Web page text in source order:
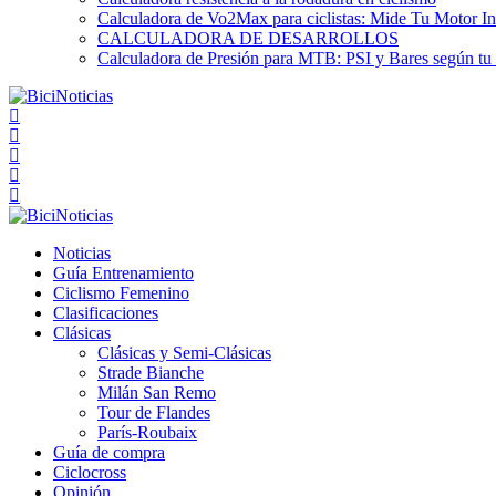
Calculadora de Vo2Max para ciclistas: Mide Tu Motor
CALCULADORA DE DESARROLLOS
Calculadora de Presión para MTB: PSI y Bares según tu
Noticias
Guía Entrenamiento
Ciclismo Femenino
Clasificaciones
Clásicas
Clásicas y Semi-Clásicas
Strade Bianche
Milán San Remo
Tour de Flandes
París-Roubaix
Guía de compra
Ciclocross
Opinión